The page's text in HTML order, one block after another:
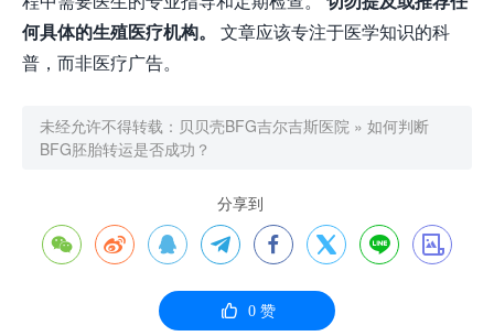
何具体的生殖医疗机构。
文章应该专注于医学知识的科
普，而非医疗广告。
未经允许不得转载： 贝贝壳BFG吉尔吉斯医院 » 如何判断
BFG胚胎转运是否成功？
分享到
       
 0赞